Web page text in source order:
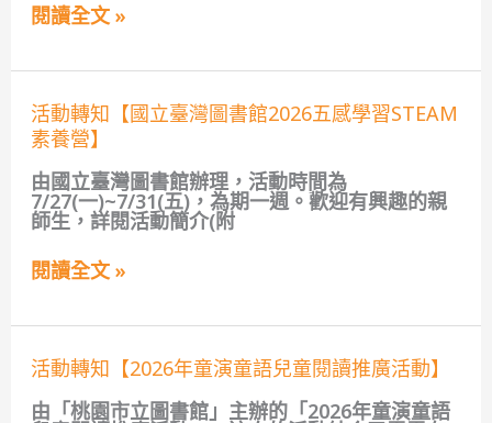
市
書
館
115
年
永
續
發
展
活
動】
閱讀全文 »
活動轉知【國立臺灣圖書館2026五感學習STEAM
素養營】
由國立臺灣圖書館辦理，活動時間為
7/27(一)~7/31(五)，為期一週。歡迎有興趣的親
師生，詳閱活動簡介(附
活
動
轉
知
【國
立
臺
圖
書
2026
感
學
習
閱讀全文 »
活動轉知【2026年童演童語兒童閱讀推廣活動】
由「桃園市立圖書館」主辦的「2026年童演童語
活
動
轉